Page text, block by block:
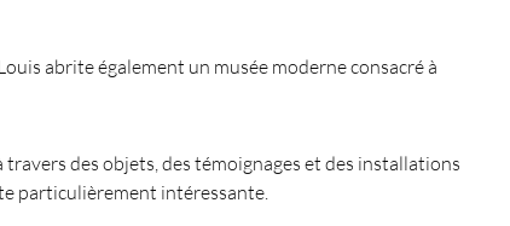
abrite également un musée moderne consacré à
des objets, des témoignages et des installations
particulièrement intéressante.